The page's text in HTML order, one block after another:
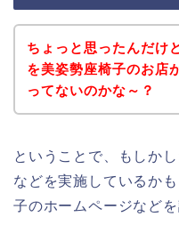
ちょっと思ったんだけ
を美姿勢座椅子のお店
ってないのかな～？
ということで、もしか
などを実施しているか
子のホームページなど